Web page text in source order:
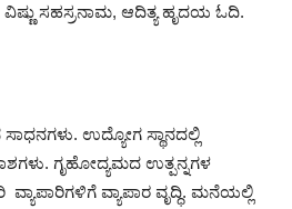
ಸಹಸ್ರನಾಮ, ಆದಿತ್ಯ ಹೃದಯ ಓದಿ.
ಉದ್ಯೋಗ ಸ್ಥಾನದಲ್ಲಿ
ಗೃಹೋದ್ಯಮದ ಉತ್ಪನ್ನಗಳ
ವ್ಯಾಪಾರಿಗಳಿಗೆ ವ್ಯಾಪಾರ ವೃದ್ಧಿ. ಮನೆಯಲ್ಲಿ